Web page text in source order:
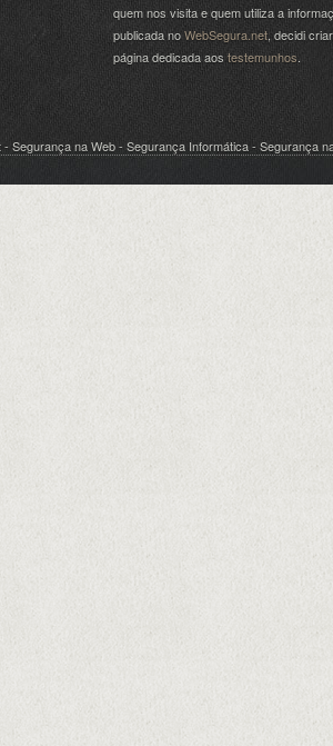
quem nos visita e quem utiliza a
publicada noWebSegura.net , decidi
página dedicada aos testemunhos
- Segurança na Web - Segurança Informática - Segurança